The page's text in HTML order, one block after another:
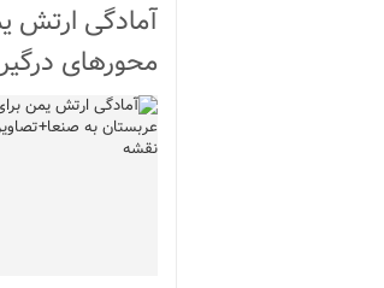
آمادگی ارتش
محورهای